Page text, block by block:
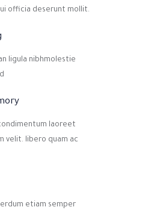
officia deserunt mollit.
ligula nibhmolestie
laoreet
velit. libero quam ac
etiam semper